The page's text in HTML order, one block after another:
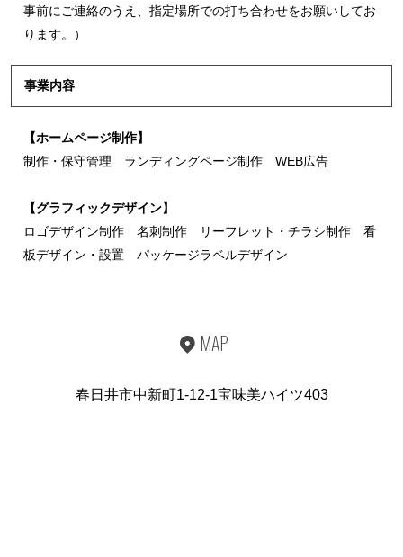
事前にご連絡のうえ、指定場所での打ち合わせをお願いしてお
ります。）
事業内容
【ホームページ制作】
制作・保守管理 ランディングページ制作 WEB広告
【グラフィックデザイン】
ロゴデザイン制作 名刺制作 リーフレット・チラシ制作 看
板デザイン・設置 パッケージラベルデザイン
MAP
春日井市中新町1-12-1宝味美ハイツ403